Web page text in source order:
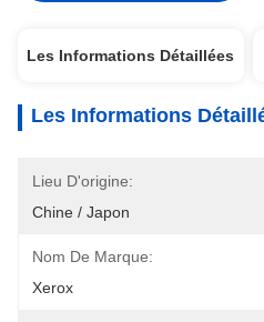
Les Informations Détaillées
Les Informations
Lieu D'origine:
Chine / Japon
Nom De Marque:
Xerox